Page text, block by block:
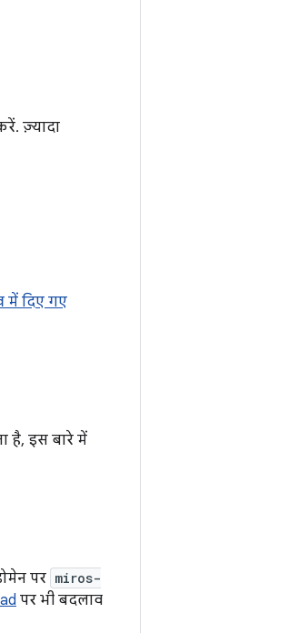
ज़्यादा
में दिए गए
है, इस बारे में
पर miros-
पर भी बदलाव